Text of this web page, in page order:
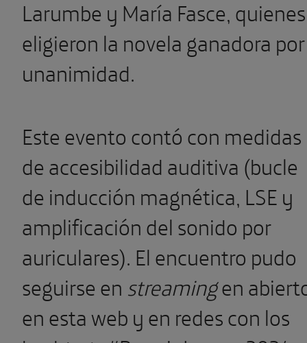
Larumbe y María Fasce, quienes
eligieron la novela ganadora por
unanimidad.
Este evento contó con medidas
de accesibilidad auditiva (bucle
de inducción magnética, LSE y
amplificación del sonido por
auriculares). El encuentro pudo
seguirse en streamingen
en esta web y en redes con los